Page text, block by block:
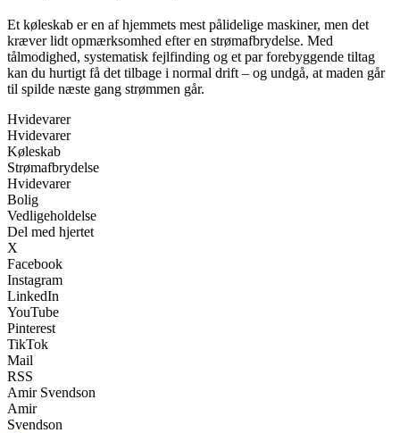
Et køleskab er en af hjemmets mest pålidelige maskiner, men det
kræver lidt opmærksomhed efter en strømafbrydelse. Med
tålmodighed, systematisk fejlfinding og et par forebyggende tiltag
kan du hurtigt få det tilbage i normal drift – og undgå, at maden går
til spilde næste gang strømmen går.
Hvidevarer
Hvidevarer
Køleskab
Strømafbrydelse
Hvidevarer
Bolig
Vedligeholdelse
Del med hjertet
X
Facebook
Instagram
LinkedIn
YouTube
Pinterest
TikTok
Mail
RSS
Amir Svendson
Amir
Svendson